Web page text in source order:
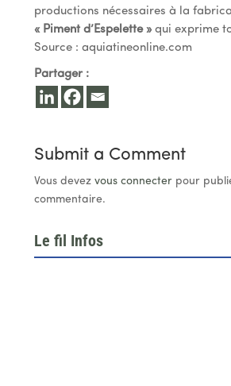
productions nécessaires à la
« Piment d’Espelette » qui exprime
Source : aquiatineonline.com
Partager :
Submit a Comment
Vous devez vous connecterpour
commentaire.
Le fil Infos